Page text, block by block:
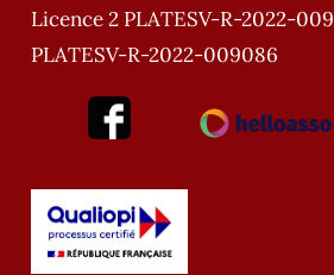
Licence 2 PLATESV-R-2022-
PLATESV-R-2022-009086